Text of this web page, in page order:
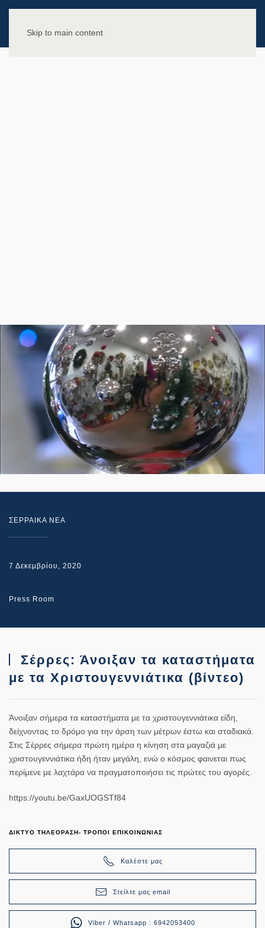
Skip to main content
ΣΕΡΡΑΙΚΑ ΝΕΑ
7 Δεκεμβρίου, 2020
Press Room
Σέρρες: Άνοιξαν τα καταστήματα
με τα Χριστουγεννιάτικα (βίντεο)
Άνοιξαν σήμερα τα καταστήματα με τα χριστουγεννιάτικα είδη,
δείχνοντας το δρόμο για την άρση των μέτρων έστω και σταδιακά.
Στις Σέρρες σήμερα πρώτη ημέρα η κίνηση στα μαγαζιά με
χριστουγεννιάτικα ήδη ήταν μεγάλη, ενώ ο κόσμος φαινεται πως
περίμενε με λαχτάρα να πραγματοποιήσει τις πρώτες του αγορές.
https://youtu.be/GaxUOGSTf84
ΔΙΚΤΥΟ ΤΗΛΕΟΡΑΣΗ- ΤΡΟΠΟΙ ΕΠΙΚΟΙΝΩΝΙΑΣ
Καλέστε μας
Στείλτε μας email
Viber / Whatsapp : 6942053400